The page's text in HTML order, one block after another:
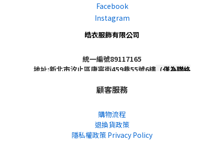
Facebook
Instagram
皓衣服飾有限公司
統一編號89117165
地址:新北市汐止區康寧街459巷55號6樓 （僅為聯絡
顧客服務
購物流程
退換貨政策
隱私權政策 Privacy Policy